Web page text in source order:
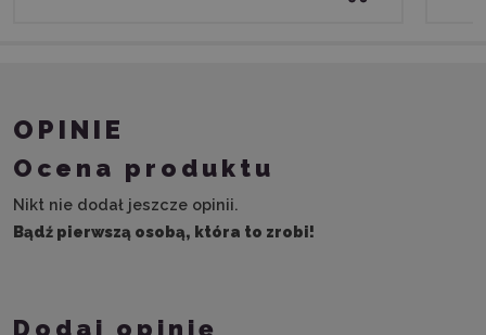
OPINIE
Ocena produktu
Nikt nie dodał jeszcze opinii.
Bądź pierwszą osobą, która to zrobi!
Dodaj opinię